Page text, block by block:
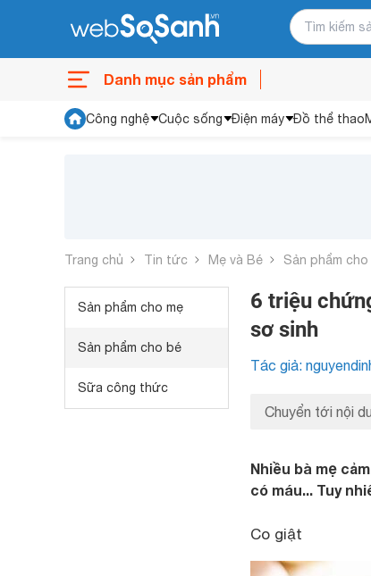
Danh mục sản phẩm
Công nghệ Cuộc sống Điện máy Đồ thể thao
Trang chủ Tin tức Mẹ và Bé Sản phẩm
Sản phẩm cho mẹ
Sản phẩm cho bé
Sữa công thức
6 triệu
sơ sinh
Tác giả:
Chuyển tới nội
Nhiều bà mẹ
có máu... Tuy
Co giật